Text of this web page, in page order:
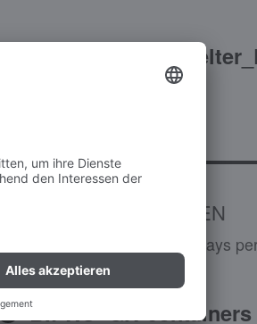
B.PRO_GN-
B.PRO_GN-containers_EN
Irreplaceable – and simply always
B.PRO_GN-